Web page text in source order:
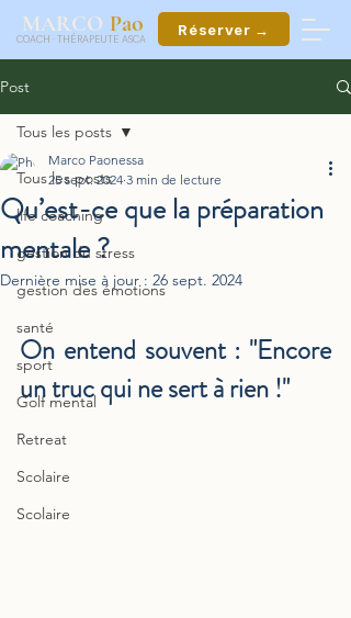
MARCO Pao
COACH ·THÉRAPEUTE ASCA
Réserver →
Post
Tous les posts
life coaching
gestion du stress
gestion des émotions
santé
sport
Golf mental
Retreat
Scolaire
Scolaire
Tous les posts
Qu’est-ce que la préparation
mentale ?
Marco Paonessa
25 sept. 2024 3 min de lecture
Dernière mise à jour : 26 sept. 2024
On entend souvent : "Encore
un truc qui ne sert à rien !"